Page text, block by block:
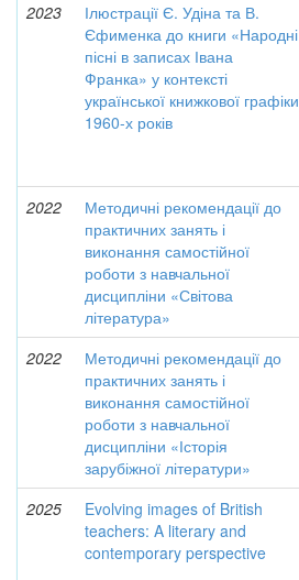
2023
Ілюстрації Є. Удіна та В.
Єфименка до книги «Народні
пісні в записах Івана
Франка» у контексті
української книжкової графіки
1960-х років
2022
Методичні рекомендації до
практичних занять і
виконання самостійної
роботи з навчальної
дисципліни «Світова
література»
2022
Методичні рекомендації до
практичних занять і
виконання самостійної
роботи з навчальної
дисципліни «Історія
зарубіжної літератури»
2025
Evolving images of British
teachers: A literary and
contemporary perspective